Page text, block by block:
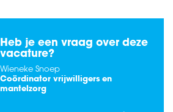
Heb je een vraag over deze
vacature?
Wieneke Snoep
Coördinator vrijwilligers en
mantelzorg